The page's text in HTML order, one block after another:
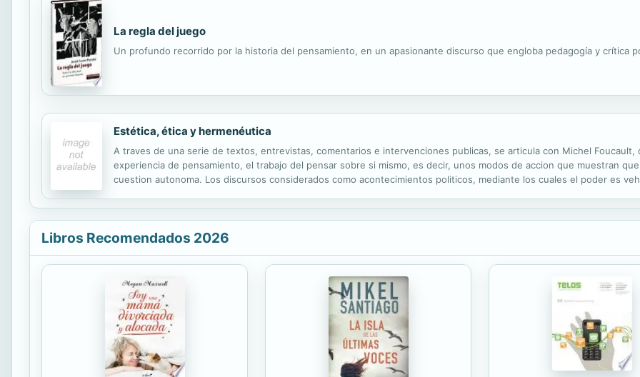
La regla del juego
Un profundo recorrido por la historia del pensamiento, en un apasionante discurso que engloba pedagogía y crítica
Estética, ética y hermenéutica
A traves de una serie de textos, entrevistas, comentarios e intervenciones publicas, se articula con Michel Foucault,
experiencia de pensamiento, el trabajo del pensar sobre si mismo, es decir, unos modos de accion que muestran
cuestion autonoma. Los discursos considerados como acontecimientos politicos, mediante los cuales el poder es
Libros Recomendados 2026